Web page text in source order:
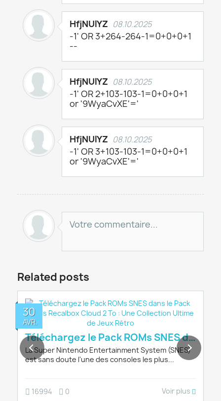
HfjNUlYZ 08.10.2025
-1' OR 3+264-264-1=0+0+0+1
--
HfjNUlYZ 08.10.2025
-1' OR 2+103-103-1=0+0+0+1
or '9WyaCvXE'='
HfjNUlYZ 08.10.2025
-1' OR 3+103-103-1=0+0+0+1
or '9WyaCvXE'='
Votre commentaire...
Related posts
: Une Page Se Tourne pour la
30
AVR.
Téléchargez le Pack ROMs SNES dans
La Super Nintendo Entertainment System (SNES)
est sans doute l'une des consoles les plus...
16994 0 Voir plus